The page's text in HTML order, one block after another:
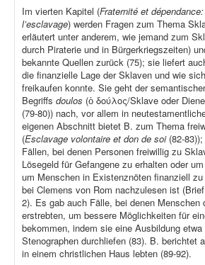
Im vierten Kapitel (Fraternité et
l’esclavage) werden Fragen zum Thema
erläutert unter anderem, wie jemand zum
durch Piraterie und in Bürgerkriegszeiten)
bekannte Quellen zurück (75); sie liefert
die finanzielle Lage der Sklaven und wie
freikaufen konnte. Sie geht der
Begriffs doulos (ὁ δούλος/Sklave oder
(79-80)) nach, vor allem in
eigenen Abschnitt bietet B. zum Thema
(Esclavage volontaire et don de soi(82-
Fällen, bei denen Personen freiwillig zu
Lösegeld für Gefangene zu erhalten oder
um Menschen in Existenznöten finanziell
bei Clemens von Rom nachzulesen ist
2). Es gab auch Fälle, bei denen Menschen
erstrebten, um bessere Möglichkeiten für
bekommen, indem sie eine Ausbildung
Stenographen durchliefen (83). B. berichtet
in einem christlichen Haus lebten (89-92).